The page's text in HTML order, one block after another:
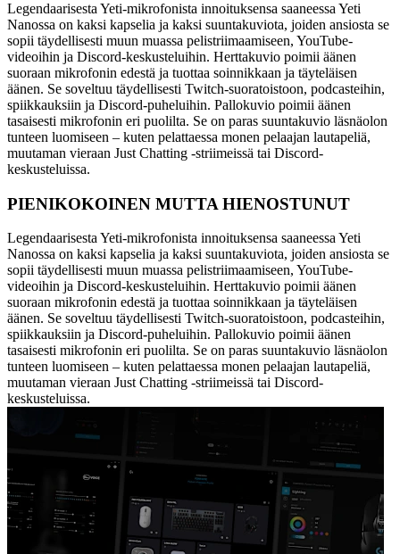
Legendaarisesta Yeti-mikrofonista innoituksensa saaneessa Yeti
Nanossa on kaksi kapselia ja kaksi suuntakuviota, joiden ansiosta se
sopii täydellisesti muun muassa pelistriimaamiseen, YouTube-
videoihin ja Discord-keskusteluihin. Herttakuvio poimii äänen
suoraan mikrofonin edestä ja tuottaa soinnikkaan ja täyteläisen
äänen. Se soveltuu täydellisesti Twitch-suoratoistoon, podcasteihin,
spiikkauksiin ja Discord-puheluihin. Pallokuvio poimii äänen
tasaisesti mikrofonin eri puolilta. Se on paras suuntakuvio läsnäolon
tunteen luomiseen – kuten pelattaessa monen pelaajan lautapeliä,
muutaman vieraan Just Chatting -striimeissä tai Discord-
keskusteluissa.
PIENIKOKOINEN MUTTA HIENOSTUNUT
Legendaarisesta Yeti-mikrofonista innoituksensa saaneessa Yeti
Nanossa on kaksi kapselia ja kaksi suuntakuviota, joiden ansiosta se
sopii täydellisesti muun muassa pelistriimaamiseen, YouTube-
videoihin ja Discord-keskusteluihin. Herttakuvio poimii äänen
suoraan mikrofonin edestä ja tuottaa soinnikkaan ja täyteläisen
äänen. Se soveltuu täydellisesti Twitch-suoratoistoon, podcasteihin,
spiikkauksiin ja Discord-puheluihin. Pallokuvio poimii äänen
tasaisesti mikrofonin eri puolilta. Se on paras suuntakuvio läsnäolon
tunteen luomiseen – kuten pelattaessa monen pelaajan lautapeliä,
muutaman vieraan Just Chatting -striimeissä tai Discord-
keskusteluissa.